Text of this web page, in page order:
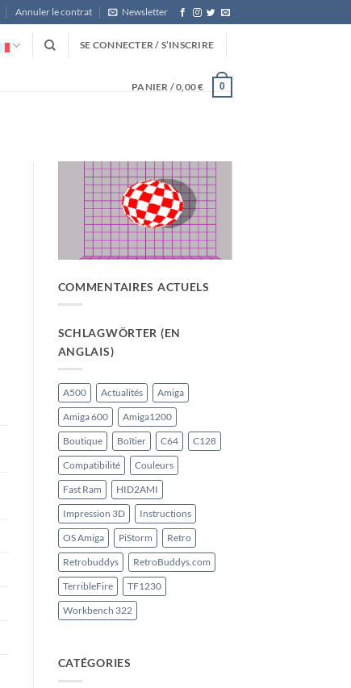
Annuler le contrat Newsletter
SE CONNECTER / S’INSCRIRE
PANIER /0,00€ 0
COMMENTAIRES ACTUELS
SCHLAGWÖRTER (EN
ANGLAIS)
A500 Actualités Amiga
Amiga 600 Amiga1200
Boutique Boîtier C64 C128
Compatibilité Couleurs
Fast Ram HID2AMI
Impression 3D Instructions
OS Amiga PiStorm Retro
Retrobuddys RetroBuddys.com
TerribleFire TF1230
Workbench 322
CATÉGORIES